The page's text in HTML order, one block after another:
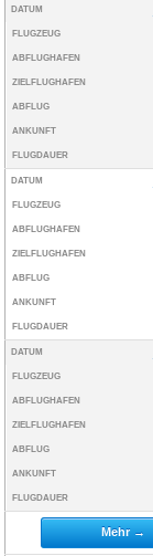
DATUM
FLUGZEUG
ABFLUGHAFEN
ZIELFLUGHAFEN
ABFLUG
ANKUNFT
FLUGDAUER
DATUM
FLUGZEUG
ABFLUGHAFEN
ZIELFLUGHAFEN
ABFLUG
ANKUNFT
FLUGDAUER
DATUM
FLUGZEUG
ABFLUGHAFEN
ZIELFLUGHAFEN
ABFLUG
ANKUNFT
FLUGDAUER
Mehr →